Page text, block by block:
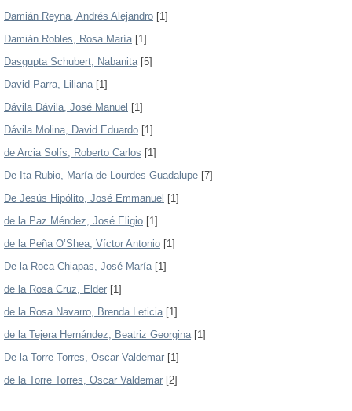
Damián Reyna, Andrés Alejandro [1]
Damián Robles, Rosa María[1]
Dasgupta Schubert, Nabanita[5]
David Parra, Liliana[1]
Dávila Dávila, José Manuel [1]
Dávila Molina, David Eduardo [1]
de Arcia Solís, Roberto Carlos [1]
De Ita Rubio, María de Lourdes Guadalupe [7]
De Jesús Hipólito, José Emmanuel [1]
de la Paz Méndez, José Eligio [1]
de la Peña O’Shea, Víctor Antonio [1]
De la Roca Chiapas, José María[1]
de la Rosa Cruz, Elder [1]
de la Rosa Navarro, Brenda Leticia[1]
de la Tejera Hernández, Beatriz Georgina[1]
De la Torre Torres, Oscar Valdemar [1]
de la Torre Torres, Oscar Valdemar [2]